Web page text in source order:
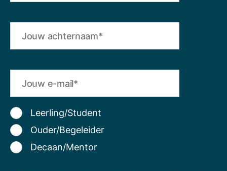
Leerling/Student
Ouder/Begeleider
Decaan/Mentor